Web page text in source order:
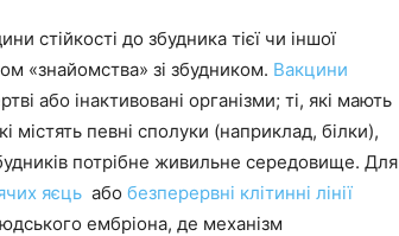
стійкості до збудника тієї чи іншої
«знайомства» зі збудником. Вакцини
або інактивовані організми; ті, які мають
містять певні сполуки (наприклад, білки),
потрібне живильне середовище. Для
яєць або безперервні клітинні лінії
ембріона, де механізм